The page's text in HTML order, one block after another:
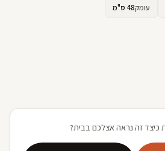
עומק48 ס"מ
כיצד זה נראה אצלכם בבית?